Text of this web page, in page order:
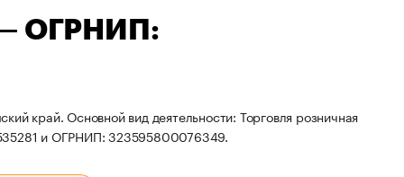
— ОГРНИП:
край. Основной вид деятельности: Торговля розничная
и ОГРНИП: 323595800076349.